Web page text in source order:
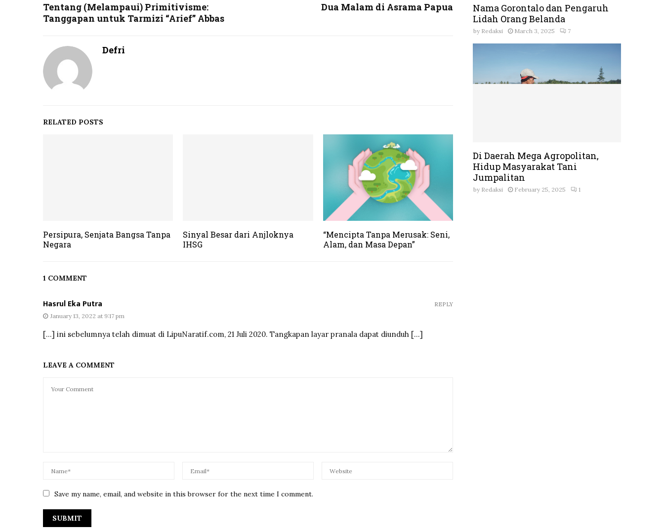
Tentang (Melampaui) Primitivisme:
Tanggapan untuk Tarmizi “Arief” Abbas
Dua Malam di Asrama Papua
Defri
RELATED POSTS
Persipura, Senjata Bangsa Tanpa
Negara
Sinyal Besar dari Anjloknya
IHSG
“Mencipta Tanpa Merusak: Seni,
Alam, dan Masa Depan”
1 COMMENT
Hasrul Eka Putra
January 13, 2022 at 9:17 pm
[…] ini sebelumnya telah dimuat di LipuNaratif.com, 21 Juli 2020. Tangkapan layar pranala dapat diunduh […]
REPLY
LEAVE A COMMENT
Save my name, email, and website in this browser for the next time I comment.
Nama Gorontalo dan Pengaruh
Lidah Orang Belanda
by Redaksi March 3, 2025 7
Di Daerah Mega Agropolitan,
Hidup Masyarakat Tani
Jumpalitan
by Redaksi February 25, 2025 1